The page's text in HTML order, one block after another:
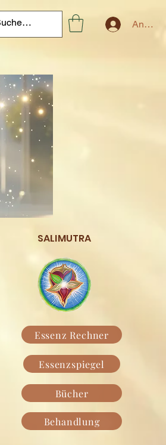
SALIMUTRA
Essenz Rechner
Essenzspiegel
Bücher
Behandlung